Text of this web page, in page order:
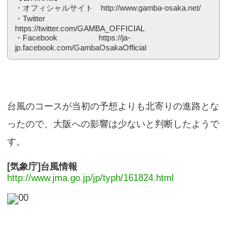
・オフィシャルサイト http://www.gamba-osaka.net/
・Twitter
https://twitter.com/GAMBA_OFFICIAL
・Facebook https://ja-
jp.facebook.com/GambaOsakaOfficial
台風のコースが当初の予想よりも北寄りの進路とな
ったので、大阪への影響は少ないと判断したようで
す。
[気象庁]台風情報
http://www.jma.go.jp/jp/typh/161824.html